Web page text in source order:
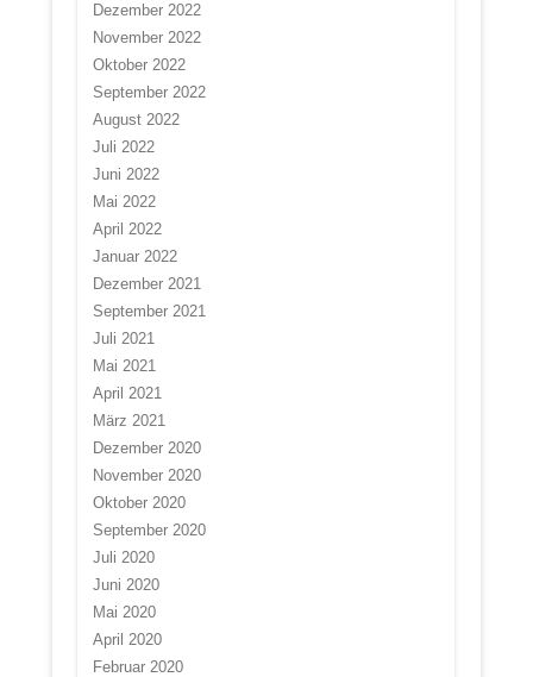
Dezember 2022
November 2022
Oktober 2022
September 2022
August 2022
Juli 2022
Juni 2022
Mai 2022
April 2022
Januar 2022
Dezember 2021
September 2021
Juli 2021
Mai 2021
April 2021
März 2021
Dezember 2020
November 2020
Oktober 2020
September 2020
Juli 2020
Juni 2020
Mai 2020
April 2020
Februar 2020